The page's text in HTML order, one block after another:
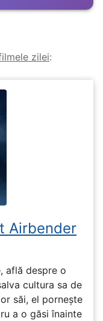
zilei:
Airbender
află despre o
cultura sa de
săi, el pornește
a o găsi înainte